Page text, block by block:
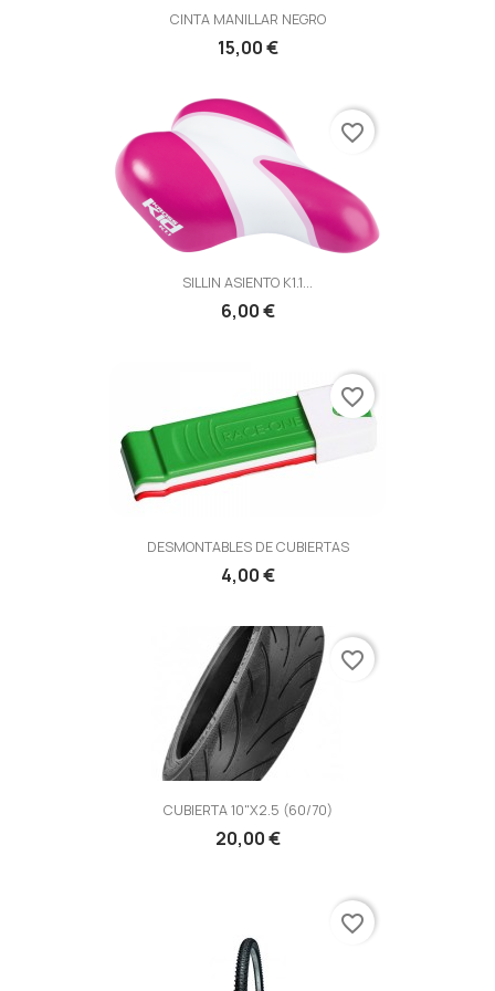
CINTA MANILLAR NEGRO
15,00 €
SILLIN ASIENTO K1.1...
6,00 €
favorite_border
DESMONTABLES DE CUBIERTAS
4,00 €
favorite_border
CUBIERTA 10"X2.5 (60/70)
20,00 €
favorite_border
favorite_border